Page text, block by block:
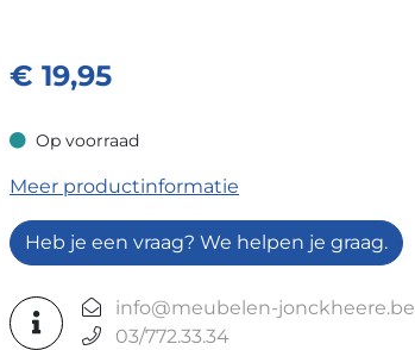
€ 19,95
Op voorraad
Op voorraad
Meer productinformatie
Heb je een vraag? We helpen je graag.
info@meubelen-jonckheere.be
03/772.33.34